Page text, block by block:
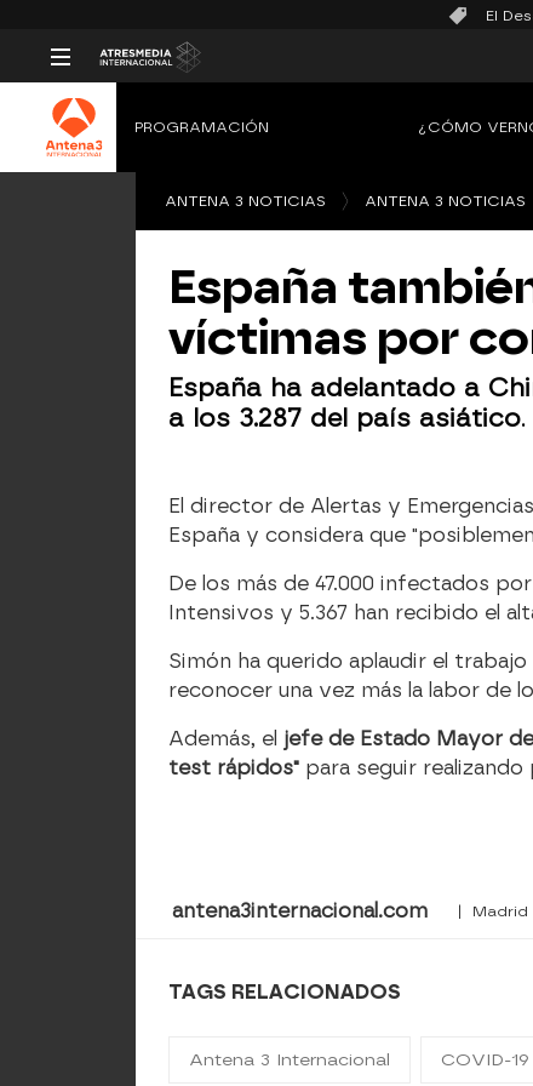
El
PROGRAMACIÓN ¿CÓMO
ANTENA 3 NOTICIAS ANTENA 3 NOTICIAS
España
víctimas por
España ha adelantado a
a los 3.287 del país asiático
El director de Alertas y
España y considera que
De los más de 47.000 infectados
Intensivos y 5.367 han recibido el
Simón ha querido aplaudir el
reconocer una vez más la labor de
Además, el jefe de Estado Mayor
test rápidos" para seguir
antena3internacional.com | Madrid
TAGS RELACIONADOS
Antena 3 Internacional COVID-19